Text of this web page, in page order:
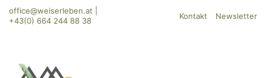
office@weiserleben.at
+43(0) 664 244 88 38
Kontakt Newsletter